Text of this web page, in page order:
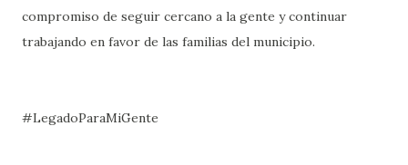
compromiso de seguir cercano a la gente y continuar
trabajando en favor de las familias del municipio.
#LegadoParaMiGente